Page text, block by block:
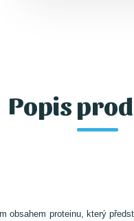
Popis
obsahem proteinu, který